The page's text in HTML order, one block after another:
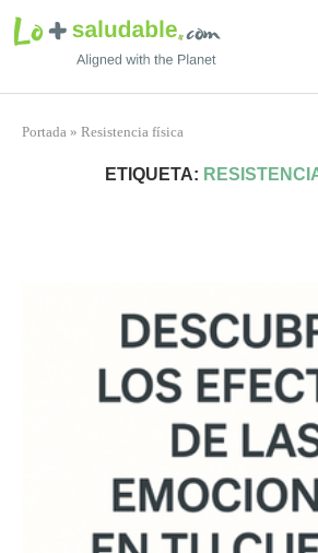
Portada » Resistencia física
ETIQUETA: